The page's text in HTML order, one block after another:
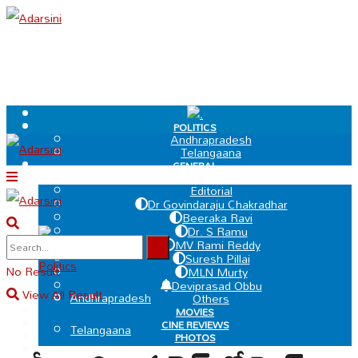
.
POLITICS
Andhrapradesh
Telangaana
GENERAL
Editorial
Dr Govindaraju Chakradhar
Beeraka Ravi
Dr. S Ramu
MV Rami Reddy
Suresh Pillai
MLN Murty
Deviprasad Obbu
Others
MOVIES
CINE REVIEWS
PHOTOS
VIDEOS
.
Politics
Andhrapradesh
Telangaana
No Result
View All Result